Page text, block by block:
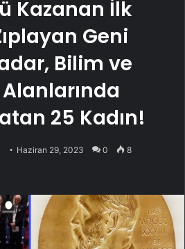
Kazanan İlk
Geni
Bilim ve
25 Kadın!
Haziran 29, 2023 0 8